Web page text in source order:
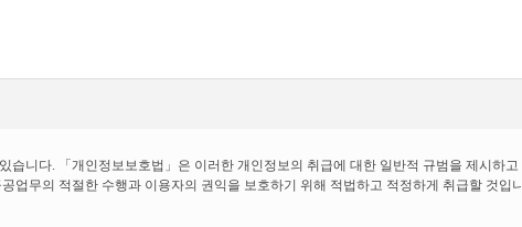
습니다. 「개인정보보호법」은 이러한 개인정보의 취급에 대한 일반적 규범을 제시하고
업무의 적절한 수행과 이용자의 권익을 보호하기 위해 적법하고 적정하게 취급할 것입니